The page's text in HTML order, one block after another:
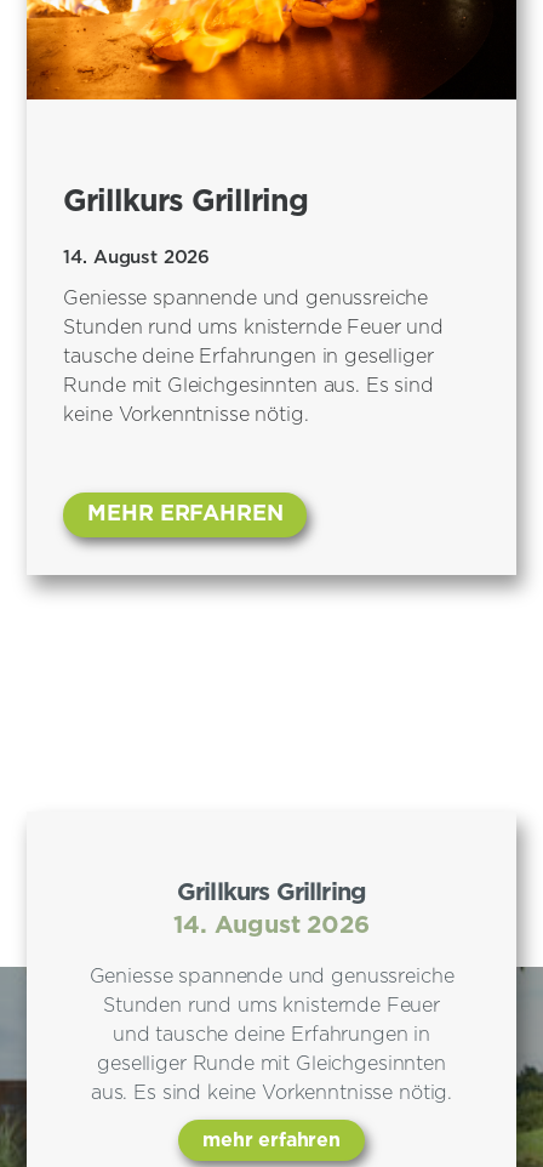
Grillkurs Grillring
14. August 2026
Geniesse spannende und genussreiche
Stunden rund ums knisternde Feuer und
tausche deine Erfahrungen in geselliger
Runde mit Gleichgesinnten aus. Es sind
keine Vorkenntnisse nötig.
MEHR ERFAHREN
Grillkurs Grillring
14. August 2026
Geniesse spannende und genussreiche
Stunden rund ums knisternde Feuer
und tausche deine Erfahrungen in
geselliger Runde mit Gleichgesinnten
aus. Es sind keine Vorkenntnisse nötig.
mehr erfahren